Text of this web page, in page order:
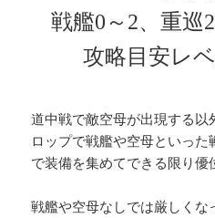
戦艦0～2、重巡
攻略目安レ
道中戦で敵空母が出現する以
ロップで戦艦や空母といっ
で装備を集めてできる限り優
戦艦や空母なしでは厳しくな